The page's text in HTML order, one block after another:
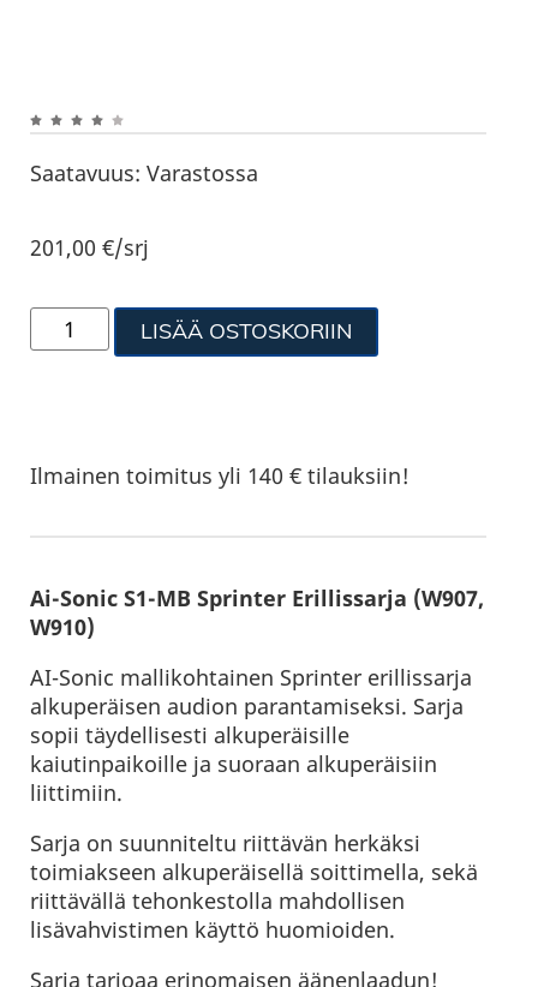
Saatavuus: Varastossa
201,00€/srj
LISÄÄ OSTOSKORIIN
Ilmainen toimitus yli 140 € tilauksiin!
Ai-Sonic S1-MB Sprinter Erillissarja (W907,
W910)
AI-Sonic mallikohtainen Sprinter erillissarja
alkuperäisen audion parantamiseksi. Sarja
sopii täydellisesti alkuperäisille
kaiutinpaikoille ja suoraan alkuperäisiin
liittimiin.
Sarja on suunniteltu riittävän herkäksi
toimiakseen alkuperäisellä soittimella, sekä
riittävällä tehonkestolla mahdollisen
lisävahvistimen käyttö huomioiden.
Sarja tarjoaa erinomaisen äänenlaadun!